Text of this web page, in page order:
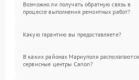
Возможно ли получать обратную связь в
процессе выполнения ремонтных работ?
Какую гарантию вы предоставляете?
В каких районах Мариуполя располагаются
сервисные центры Canon?